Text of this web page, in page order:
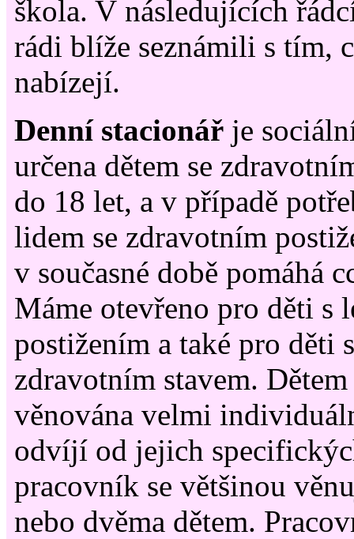
škola. V následujících
rádi blíže seznámili s tím,
nabízejí.
Denní stacionář je
určena dětem se
do 18 let, a v případě
lidem se zdravotním
v současné době pomáhá
Máme otevřeno pro děti s
postižením a také pro děti
zdravotním stavem.
věnována velmi
odvíjí od jejich
pracovník se většinou
nebo dvěma dětem.